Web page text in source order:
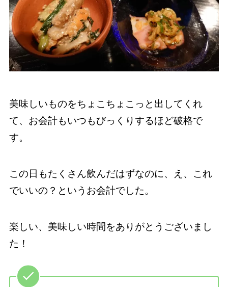
美味しいものをちょこちょこっと出してくれ
て、お会計もいつもびっくりするほど破格で
す。
この日もたくさん飲んだはずなのに、え、これ
でいいの？というお会計でした。
楽しい、美味しい時間をありがとうございまし
た！